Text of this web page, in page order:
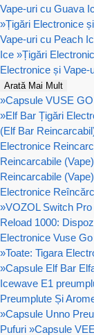
Vape-uri cu Guava
»Țigări Electronice
Vape-uri cu Peach
Ice »Țigări
Electronice și Vape-
Arată Mai Mult
»Capsule VUSE
»Elf Bar Țigări
(Elf Bar
Electronice
Reincarcabile
Reincarcabile
Electronice
»VOZOL Switch
Reload 1000:
Electronice Vuse
»Toate: Tigara
»Capsule Elf Bar
Icewave E1
Preumplute Și
»Capsule Unno
Pufuri »Capsule